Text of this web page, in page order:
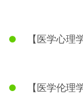
【医学心理
【医学伦理